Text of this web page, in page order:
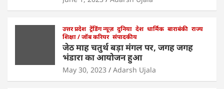
उत्तर प्रदेश ट्रेंडिंग न्यूज़ दुनिया देश धार्मिक बाराबंकी राज्य
शिक्षा / जॉब करियर संपादकीय
जेठ माह चतुर्थ बड़ा मंगल पर, जगह जगह
भंडारा का आयोजन हुआ
May 30, 2023 Adarsh Ujala